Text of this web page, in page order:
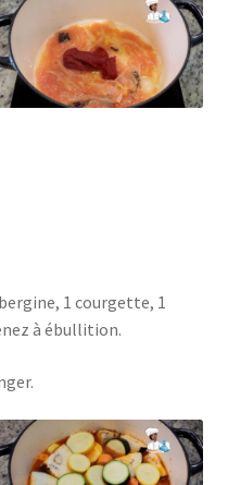
1 courgette, 1
à ébullition.